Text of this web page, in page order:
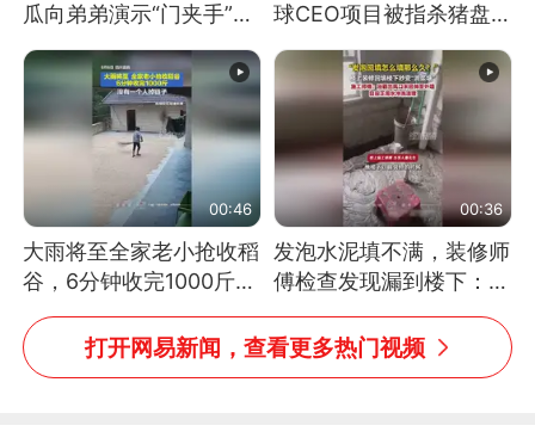
瓜向弟弟演示“门夹手”，
网友：果然言传不如身
教！
球CEO项目被指杀猪盘，
项目方称负责人曾任牛津
大学校长
00:46
大雨将至全家老小抢收稻
谷，6分钟收完1000斤，
没有一个人掉链子
00:36
发泡水泥填不满，装修师
傅检查发现漏到楼下：出
风口未延伸到外墙
打开网易新闻，查看更多热门视频